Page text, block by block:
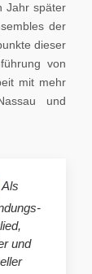
Jahr später
der
dieser
von
mit mehr
und
Als
und